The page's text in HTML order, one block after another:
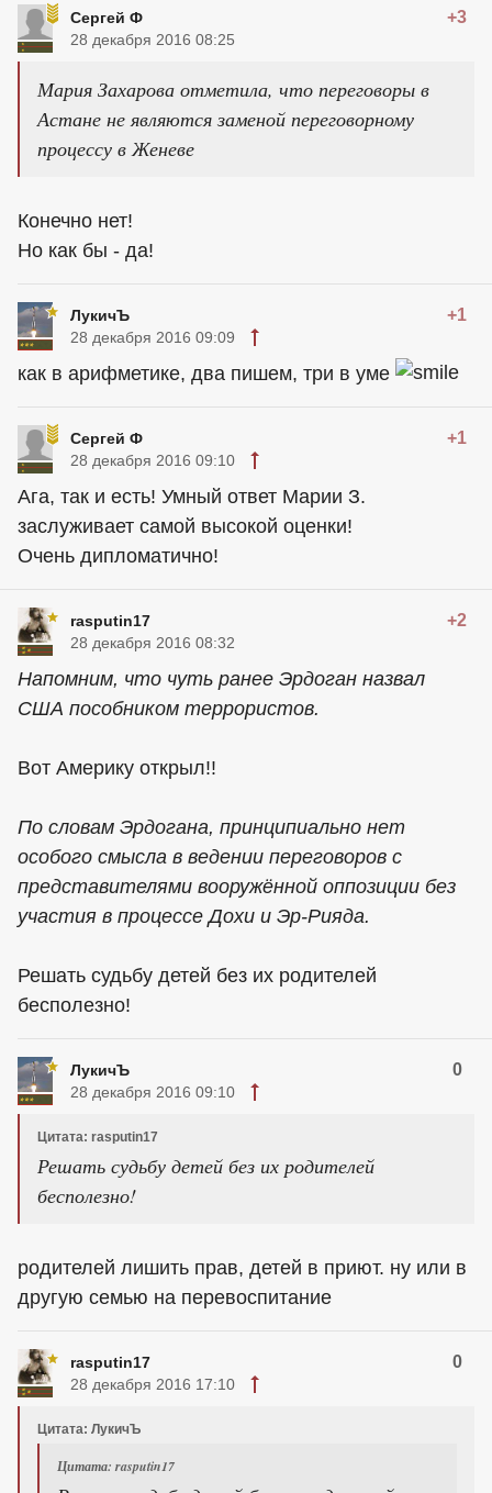
Сергей Ф +3
28 декабря 2016 08:25
Мария Захарова отметила, что переговоры в
Астане не являются заменой переговорному
процессу в Женеве
Конечно нет!
Но как бы - да!
ЛукичЪ +1
28 декабря 2016 09:09
как в арифметике, два пишем, три в уме
Сергей Ф +1
28 декабря 2016 09:10
Ага, так и есть! Умный ответ Марии З.
заслуживает самой высокой оценки!
Очень дипломатично!
rasputin17 +2
28 декабря 2016 08:32
Напомним, что чуть ранее Эрдоган назвал
США пособником террористов.
Вот Америку открыл!!
По словам Эрдогана, принципиально нет
особого смысла в ведении переговоров с
представителями вооружённой оппозиции без
участия в процессе Дохи и Эр-Рияда.
Решать судьбу детей без их родителей
бесполезно!
ЛукичЪ 0
28 декабря 2016 09:10
Цитата: rasputin17
Решать судьбу детей без их родителей
бесполезно!
родителей лишить прав, детей в приют. ну или в
другую семью на перевоспитание
rasputin17 0
28 декабря 2016 17:10
Цитата: ЛукичЪ
Цитата: rasputin17